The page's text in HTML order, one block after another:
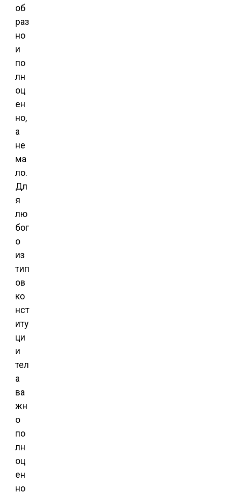
об
раз
но
и
по
лн
оц
ен
но,
а
не
ма
ло.
Дл
я
лю
бог
о
из
тип
ов
ко
нст
иту
ци
и
тел
а
ва
жн
о
по
лн
оц
ен
но